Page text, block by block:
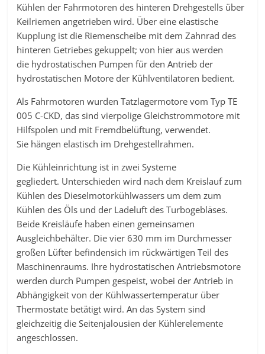
Kühlen der Fahrmotoren des hinteren Drehgestells über
Keilriemen angetrieben wird. Über eine elastische
Kupplung ist die Riemenscheibe mit dem Zahnrad des
hinteren Getriebes gekuppelt; von hier aus werden
die hydrostatischen Pumpen für den Antrieb der
hydrostatischen Motore der Kühlventilatoren bedient.
Als Fahrmotoren wurden Tatzlagermotore vom Typ TE
005 C-CKD, das sind vierpolige Gleichstrommotore mit
Hilfspolen und mit Fremdbelüftung, verwendet.
Sie hängen elastisch im Drehgestellrahmen.
Die Kühleinrichtung ist in zwei Systeme
gegliedert. Unterschieden wird nach dem Kreislauf zum
Kühlen des Dieselmotorkühlwassers um dem zum
Kühlen des Öls und der Ladeluft des Turbogebläses.
Beide Kreisläufe haben einen gemeinsamen
Ausgleichbehälter. Die vier 630 mm im Durchmesser
großen Lüfter befindensich im rückwärtigen Teil des
Maschinenraums. Ihre hydrostatischen Antriebsmotore
werden durch Pumpen gespeist, wobei der Antrieb in
Abhängigkeit von der Kühlwassertemperatur über
Thermostate betätigt wird. An das System sind
gleichzeitig die Seitenjalousien der Kühlerelemente
angeschlossen.